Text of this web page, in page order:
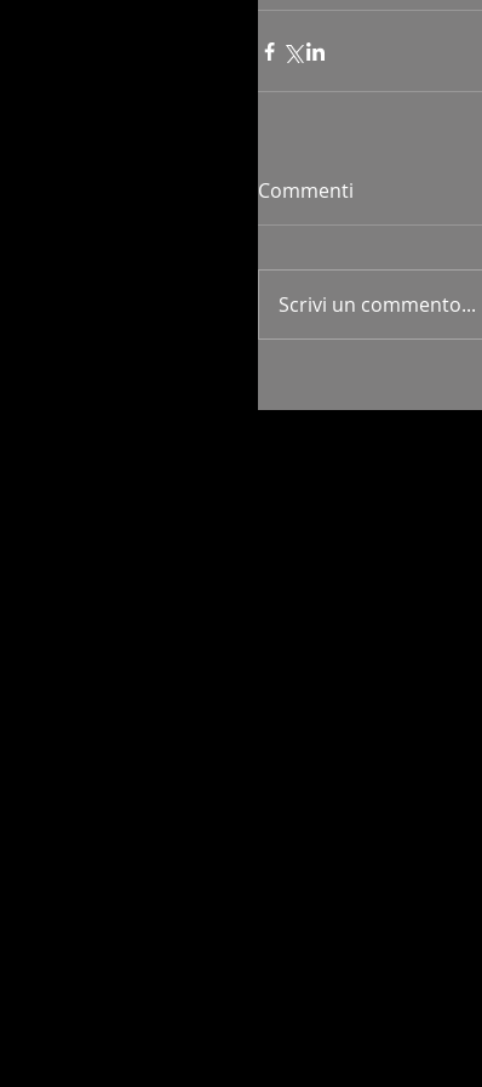
Commenti
Scrivi un commento...